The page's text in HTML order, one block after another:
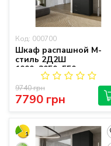
Код: 000700
Шкаф распашной М-
стиль 2Д2Ш
1000х2050х550
7790 грн
9740 грн
1